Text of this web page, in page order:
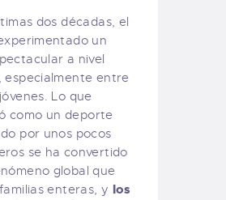
dos décadas, el
un
a nivel
especialmente entre
Lo que
como un deporte
por unos pocos
se ha convertido
global que
enteras, y los